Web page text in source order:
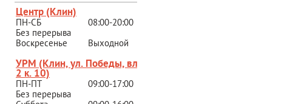
Центр (Клин)
ПН-СБ
08:00-20:00
Без перерыва
Воскресенье
Выходной
УРМ (Клин, ул. Победы, вл.
2 к. 10)
ПН-ПТ
09:00-17:00
Без перерыва